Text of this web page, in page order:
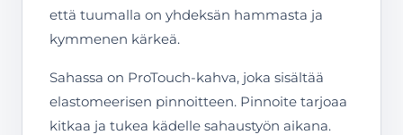
että tuumalla on yhdeksän hammasta ja
kymmenen kärkeä.
Sahassa on ProTouch-kahva, joka sisältää
elastomeerisen pinnoitteen. Pinnoite tarjoaa
kitkaa ja tukea kädelle sahaustyön aikana.